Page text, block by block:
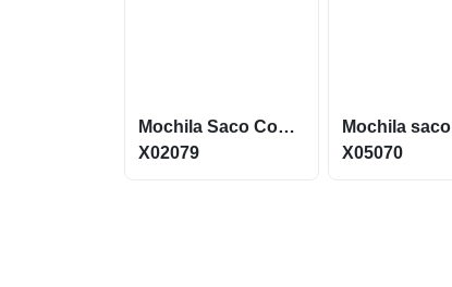
Mochila Saco Confeccionada em Poliéster impermeável X02079
X02079
X05070